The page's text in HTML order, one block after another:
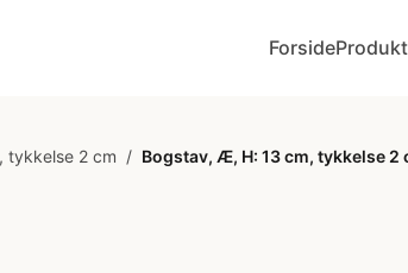
Forside
tykkelse 2 cm / Bogstav, Æ, H: 13 cm, tykkelse 2